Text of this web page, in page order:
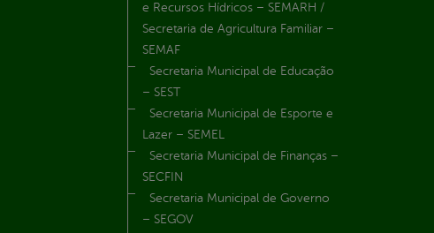
e Recursos Hídricos – SEMARH /
Secretaria de Agricultura Familiar –
SEMAF
Secretaria Municipal de Educação
– SEST
Secretaria Municipal de Esporte e
Lazer – SEMEL
Secretaria Municipal de Finanças –
SECFIN
Secretaria Municipal de Governo
– SEGOV